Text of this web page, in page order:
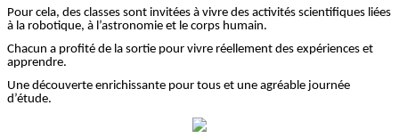
Pour cela, des classes sont invitées à vivre des activités scientifiques liées
à la robotique, à l’astronomie et le corps humain.
Chacun a profité de la sortie pour vivre réellement des expériences et
apprendre.
Une découverte enrichissante pour tous et une agréable journée
d’étude.